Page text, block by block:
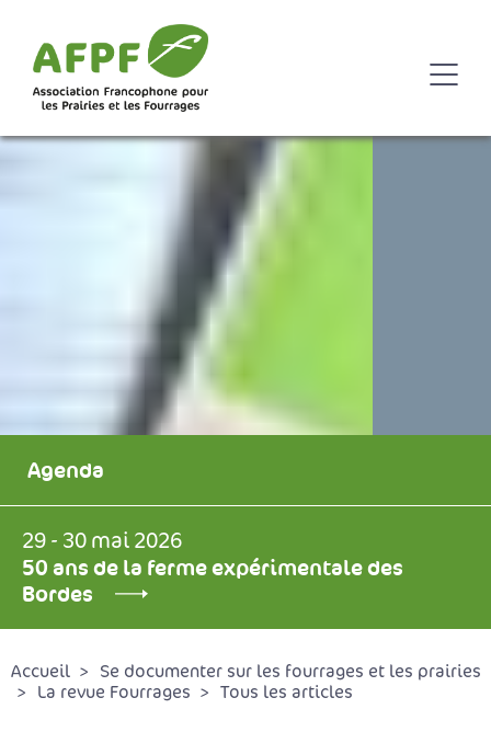
Agenda
29 - 30 mai 2026
50 ans de la ferme expérimentale des
Bordes
Accueil
Se documenter sur les fourrages et les prairies
La revue Fourrages
Tous les articles